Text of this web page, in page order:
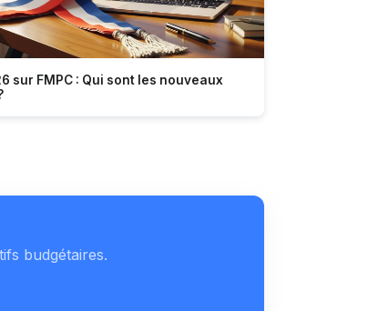
sur FMPC : Qui sont les nouveaux
budgétaires.